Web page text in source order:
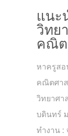
แนะ
วิทย
คณิต
หาครูสอ
คณิตศาส
วิทยาศา
บดินทร์
ทำงาน :